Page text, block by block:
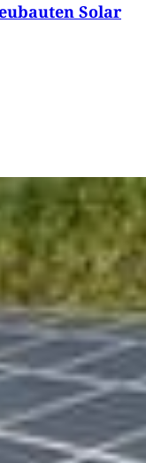
Solar